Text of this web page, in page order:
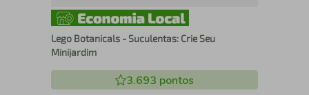
Lego Botanicals - Suculentas: Crie Seu
Minijardim
3.693 pontos